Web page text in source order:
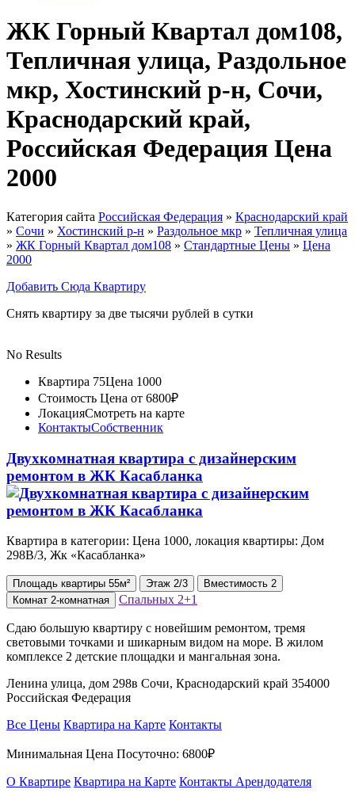
ЖК Горный Квартал дом108,
Тепличная улица, Раздольное
мкр, Хостинский р-н, Сочи,
Краснодарский край,
Российская Федерация Цена
2000
Категория сайта Российская Федерация » Краснодарский край
» Сочи » Хостинский р-н » Раздольное мкр » Тепличная улица
» ЖК Горный Квартал дом108 » Стандартные Цены » Цена
2000
Добавить Сюда Квартиру
Снять квартиру за две тысячи рублей в сутки
No Results
Квартира 75Цена 1000
Стоимость Цена от 6800₽
ЛокацияСмотреть на карте
КонтактыСобственник
Двухкомнатная квартира с дизайнерским
ремонтом в ЖК Касабланка
Квартира в категории: Цена 1000, локация квартиры: Дом
298В/3, Жк «Касабланка»
Площадь квартиры 55м² Этаж 2/3 Вместимость 2
Комнат 2-комнатная Спальных 2+1
Сдаю большую квартиру с новейшим ремонтом, тремя
световыми точками и шикарным видом на море. В жилом
комплексе 2 детские площадки и мангальная зона.
Ленина улица, дом 298в Сочи, Краснодарский край 354000
Российская Федерация
Все Цены Квартира на Карте Контакты
Минимальная Цена Посуточно: 6800₽
О Квартире Квартира на Карте Контакты Арендодателя